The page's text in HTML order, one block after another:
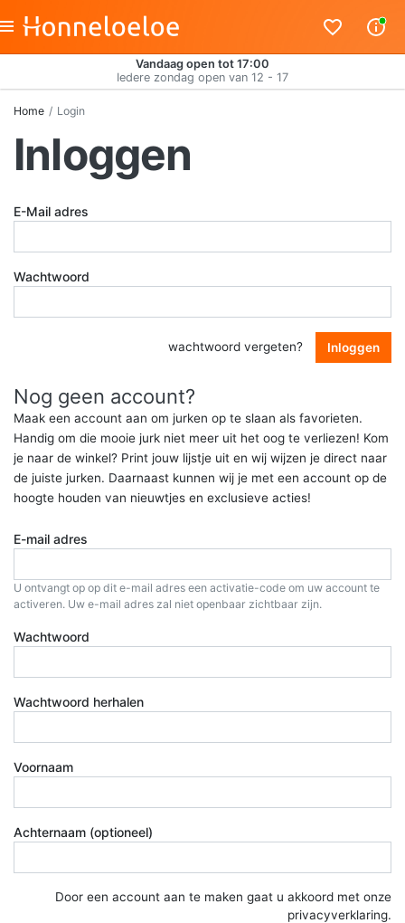
Vandaag open tot 17:00
Iedere zondag open van 12 - 17
Home Login
Inloggen
E-Mail adres
Wachtwoord
wachtwoord vergeten? Inloggen
Nog geen account?
Maak een account aan om jurken op te slaan als favorieten.
Handig om die mooie jurk niet meer uit het oog te verliezen! Kom
je naar de winkel? Print jouw lijstje uit en wij wijzen je direct naar
de juiste jurken. Daarnaast kunnen wij je met een account op de
hoogte houden van nieuwtjes en exclusieve acties!
E-mail adres
U ontvangt op op dit e-mail adres een activatie-code om uw account te
activeren. Uw e-mail adres zal niet openbaar zichtbaar zijn.
Wachtwoord
Wachtwoord herhalen
Voornaam
Achternaam (optioneel)
Door een account aan te maken gaat u akkoord met onze
privacyverklaring.